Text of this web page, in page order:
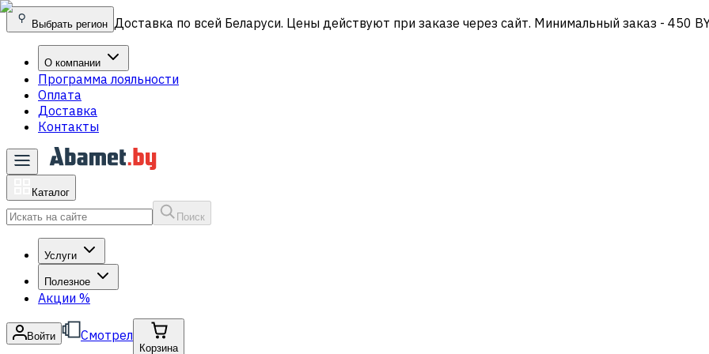
Выбрать регион Доставка по всей Беларуси. Цены действуют при заказе через сайт. Минимальный заказ - 450
О компании
Программа лояльности
Оплата
Доставка
Контакты
Каталог
Поиск
Услуги
Полезное
Акции %
Войти Смотрел
Корзина